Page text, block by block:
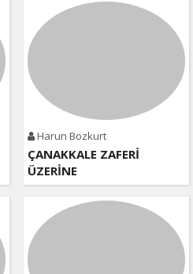
Harun Bozkurt
ÇANAKKALE ZAFERİ
ÜZERİNE